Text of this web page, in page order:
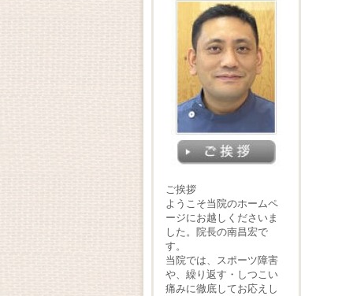
ご挨拶
ようこそ当院のホームペ
ージにお越しくださいま
した。院長の南昌宏で
す。
当院では、スポーツ障害
や、繰り返す・しつこい
痛みに徹底してお応えし